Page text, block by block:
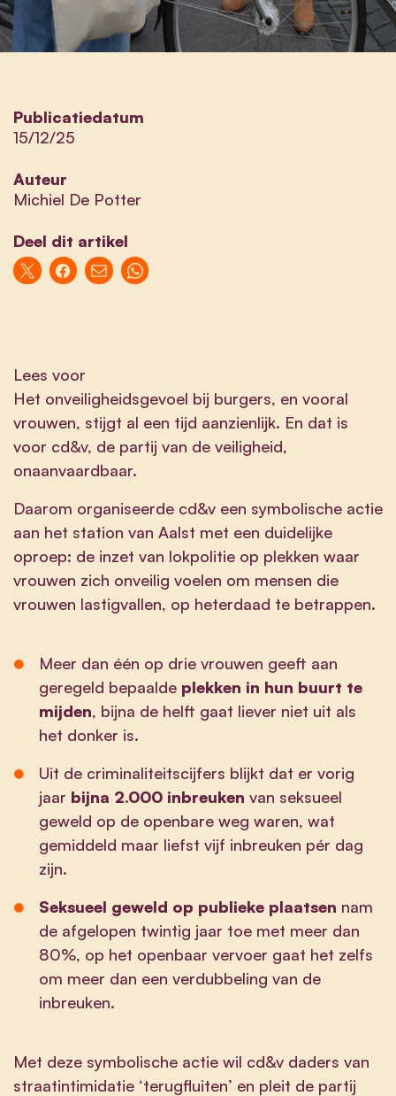
Publicatiedatum
15/12/25
Auteur
Michiel De Potter
Deel dit artikel
Lees voor
Het onveiligheidsgevoel bij burgers, en vooral
vrouwen, stijgt al een tijd aanzienlijk. En dat is
voor cd&v, de partij van de veiligheid,
onaanvaardbaar.
Daarom organiseerde cd&v een symbolische actie
aan het station van Aalst met een duidelijke
oproep: de inzet van lokpolitie op plekken waar
vrouwen zich onveilig voelen om mensen die
vrouwen lastigvallen, op heterdaad te betrappen.
Meer dan één op drie vrouwen geeft aan
geregeld bepaalde plekken in hun buurt te
mijden, bijna de helft gaat liever niet uit als
het donker is.
Uit de criminaliteitscijfers blijkt dat er vorig
jaar bijna 2.000 inbreuken van seksueel
geweld op de openbare weg waren, wat
gemiddeld maar liefst vijf inbreuken pér dag
zijn.
Seksueel geweld op publieke plaatsen nam
de afgelopen twintig jaar toe met meer dan
80%, op het openbaar vervoer gaat het zelfs
om meer dan een verdubbeling van de
inbreuken.
Met deze symbolische actie wil cd&v daders van
straatintimidatie ‘terugfluiten’ en pleit de partij